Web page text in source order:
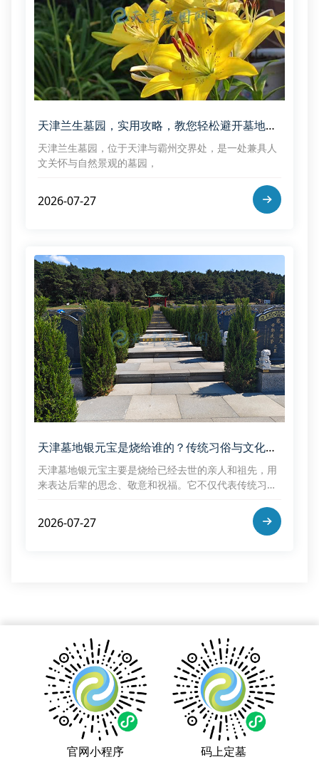
天津兰生墓园，实用攻略，教您轻松避开墓地购买难题
​天津兰生墓园，位于天津与霸州交界处，是一处兼具人
文关怀与自然景观的墓园，
2026-07-27
天津墓地银元宝是烧给谁的？传统习俗与文化解读
天津墓地银元宝主要是烧给已经去世的亲人和祖先，用
来表达后辈的思念、敬意和祝福。它不仅代表传统习俗
亲情的价值观。随着时代变化，祭祀方式可以不断更
新，但对亲人的怀念不会改变。
2026-07-27
官网小程序 码上定墓